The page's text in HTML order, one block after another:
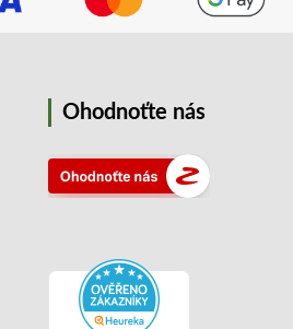
Ohodnoťte nás